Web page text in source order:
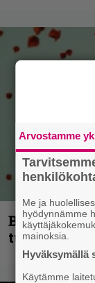
Blind
tuplasingle
Arvostamme
Me ja
hyödynnämme
mainoksia.
Hyväksymällä
Käytämme